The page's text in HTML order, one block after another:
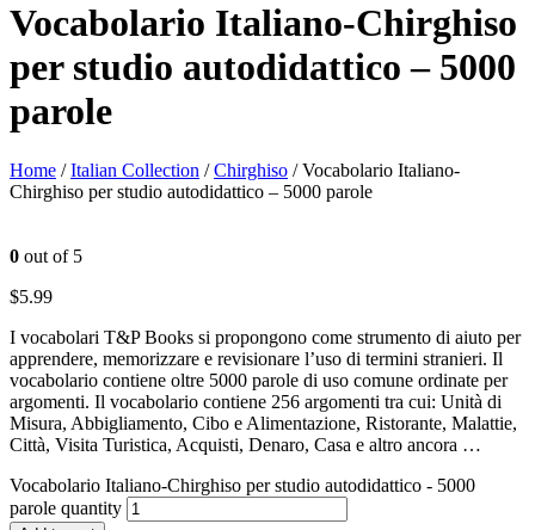
Vocabolario Italiano-Chirghiso
per studio autodidattico – 5000
parole
Home /Italian Collection /Chirghiso / Vocabolario Italiano-
Chirghiso per studio autodidattico – 5000 parole
0 out of 5
$5.99
I vocabolari T&P Books si propongono come strumento di aiuto per
apprendere, memorizzare e revisionare l’uso di termini stranieri. Il
vocabolario contiene oltre 5000 parole di uso comune ordinate per
argomenti. Il vocabolario contiene 256 argomenti tra cui: Unità di
Misura, Abbigliamento, Cibo e Alimentazione, Ristorante, Malattie,
Città, Visita Turistica, Acquisti, Denaro, Casa e altro ancora …
Vocabolario Italiano-Chirghiso per studio autodidattico - 5000
parole quantity